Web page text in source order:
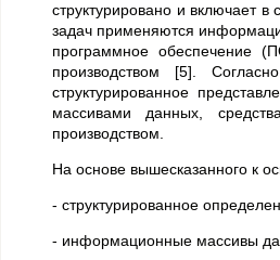
структурировано и включает
задач применяются
программное обеспечение
производством [5].
структурированное
массивами данных,
производством.
На основе вышесказанного к
- структурированное
- информационные массивы